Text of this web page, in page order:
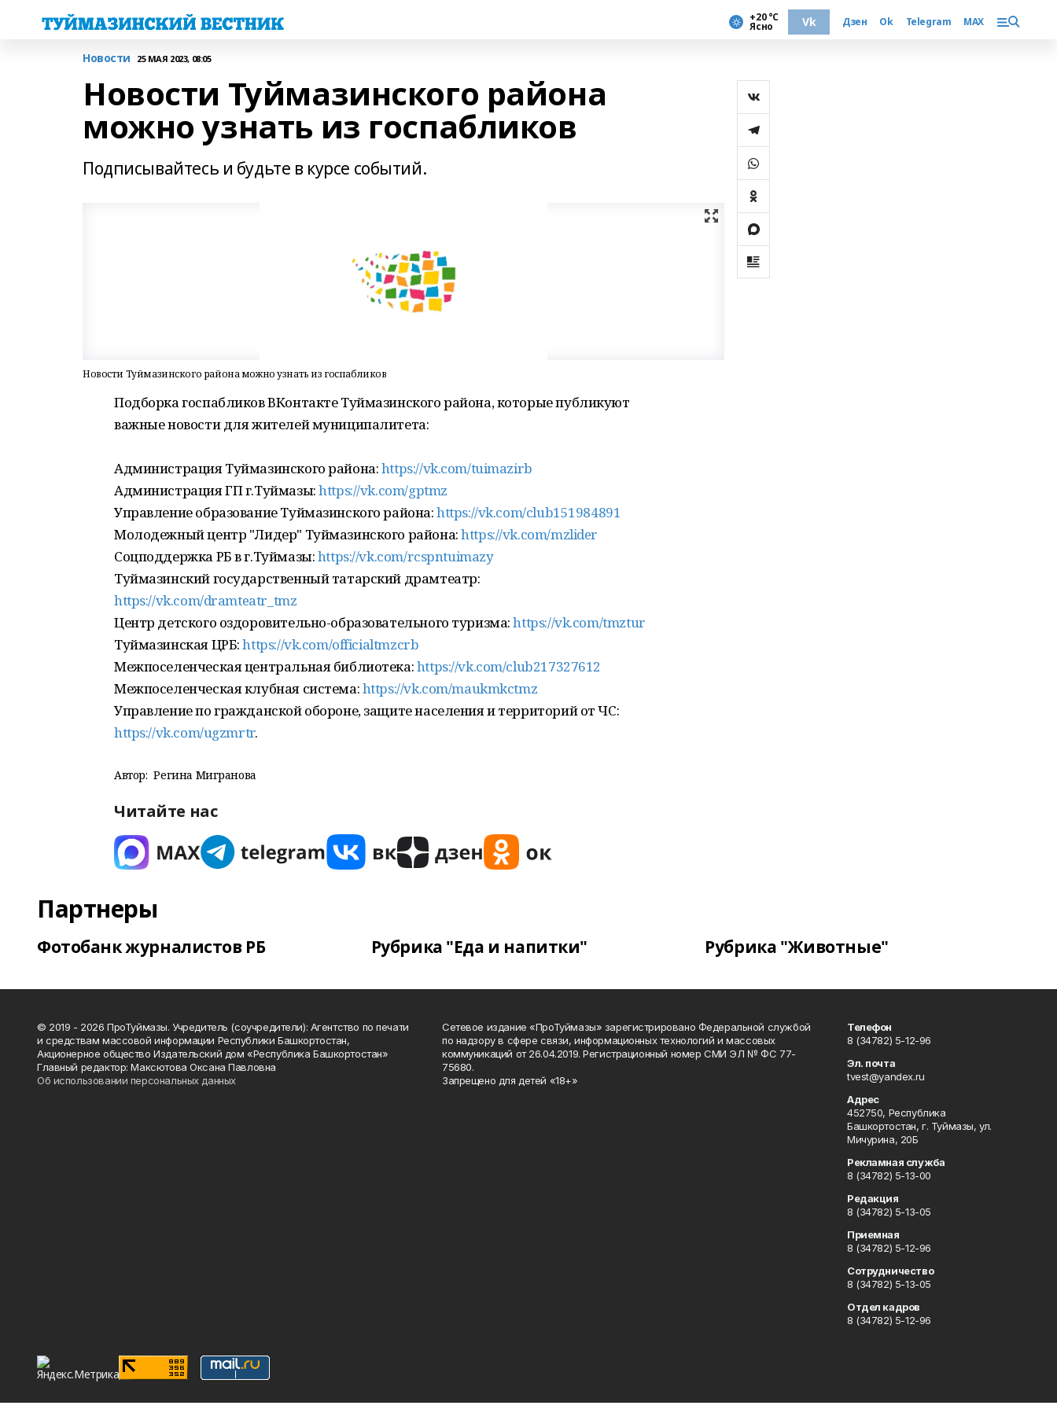
+20 °С
Ясно Vk Дзен Ok Telegram MAX
Новости 25 МАЯ 2023, 08:05
Новости Туймазинского района
можно узнать из госпабликов
Подписывайтесь и будьте в курсе событий.
Новости Туймазинского района можно узнать из госпабликов
Подборка госпабликов ВКонтакте Туймазинского района, которые публикуют
важные новости для жителей муниципалитета:
Администрация Туймазинского района:https://vk.com/tuimazirb
Администрация ГП г.Туймазы:https://vk.com/gptmz
Управление образование Туймазинского района:https://vk.com/club151984891
Молодежный центр "Лидер" Туймазинского района:https://vk.com/mzlider
Соцподдержка РБ в г.Туймазы:https://vk.com/rcspntuimazy
Туймазинский государственный татарский драмтеатр:
https://vk.com/dramteatr_tmz
Центр детского оздоровительно-образовательного туризма:https://vk.com/tmztur
Туймазинская ЦРБ:https://vk.com/officialtmzcrb
Межпоселенческая центральная библиотека:https://vk.com/club217327612
Межпоселенческая клубная система:https://vk.com/maukmkctmz
Управление по гражданской обороне, защите населения и территорий от ЧС:
https://vk.com/ugzmrtr.
Автор: Регина Мигранова
Читайте нас
Партнеры
Фотобанк журналистов РБ Рубрика "Еда и напитки" Рубрика "Животные"
© 2019 - 2026 ПроТуймазы. Учредитель (соучредители): Агентство по печати
и средствам массовой информации Республики Башкортостан,
Акционерное общество Издательский дом «Республика Башкортостан»
Главный редактор: Максютова Оксана Павловна
Об использовании персональных данных
Сетевое издание «ПроТуймазы» зарегистрировано Федеральной службой
по надзору в сфере связи, информационных технологий и массовых
коммуникаций от 26.04.2019. Регистрационный номер СМИ ЭЛ № ФС 77-
75680.
Запрещено для детей «18+»
Телефон
8 (34782) 5-12-96
Эл. почта
tvest@yandex.ru
Адрес
452750, Республика
Башкортостан, г. Туймазы, ул.
Мичурина, 20Б
Рекламная служба
8 (34782) 5-13-00
Редакция
8 (34782) 5-13-05
Приемная
8 (34782) 5-12-96
Сотрудничество
8 (34782) 5-13-05
Отдел кадров
8 (34782) 5-12-96